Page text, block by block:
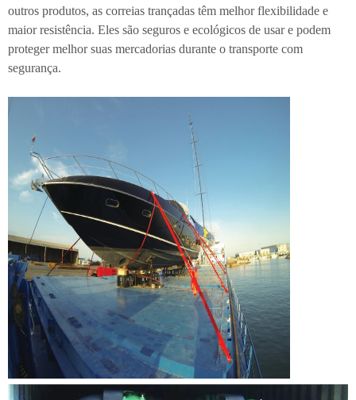
outros produtos, as correias trançadas têm melhor flexibilidade e
maior resistência. Eles são seguros e ecológicos de usar e podem
proteger melhor suas mercadorias durante o transporte com
segurança.